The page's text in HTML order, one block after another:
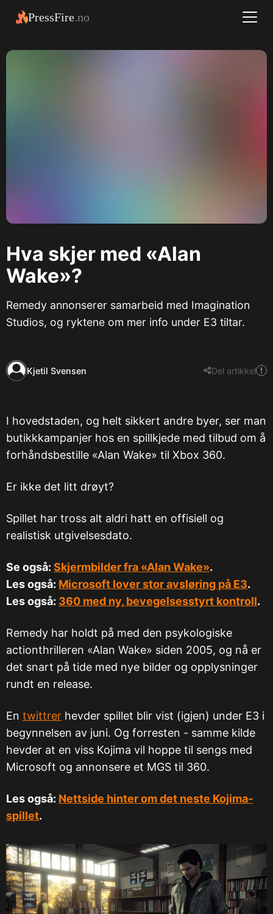
PressFire.no
Hva skjer med «Alan
Wake»?
Remedy annonserer samarbeid med Imagination
Studios, og ryktene om mer info under E3 tiltar.
Kjetil Svensen Del artikkel
I hovedstaden, og helt sikkert andre byer, ser man
butikkkampanjer hos en spillkjede med tilbud om å
forhåndsbestille «Alan Wake» til Xbox 360.
Er ikke det litt drøyt?
Spillet har tross alt aldri hatt en offisiell og
realistisk utgivelsesdato.
Se også: Skjermbilder fra «Alan Wake».
Les også: Microsoft lover stor avsløring på E3.
Les også: 360 med ny, bevegelsesstyrt kontroll.
Remedy har holdt på med den psykologiske
actionthrilleren «Alan Wake» siden 2005, og nå er
det snart på tide med nye bilder og opplysninger
rundt en release.
En twittrer hevder spillet blir vist (igjen) under E3 i
begynnelsen av juni. Og forresten - samme kilde
hevder at en viss Kojima vil hoppe til sengs med
Microsoft og annonsere et MGS til 360.
Les også: Nettside hinter om det neste Kojima-
spillet.